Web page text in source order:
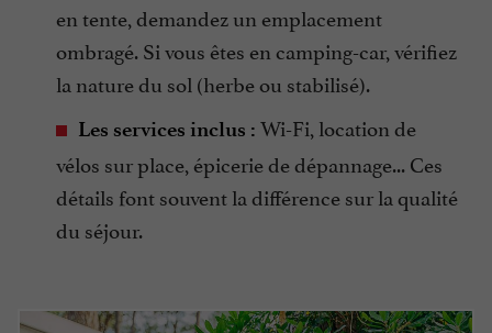
en tente, demandez un emplacement
ombragé. Si vous êtes en camping-car, vérifiez
la nature du sol (herbe ou stabilisé).
Les services inclus : Wi-Fi, location de
vélos sur place, épicerie de dépannage... Ces
détails font souvent la différence sur la qualité
du séjour.